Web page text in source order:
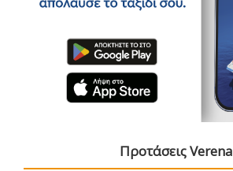
Προτάσεις Verena